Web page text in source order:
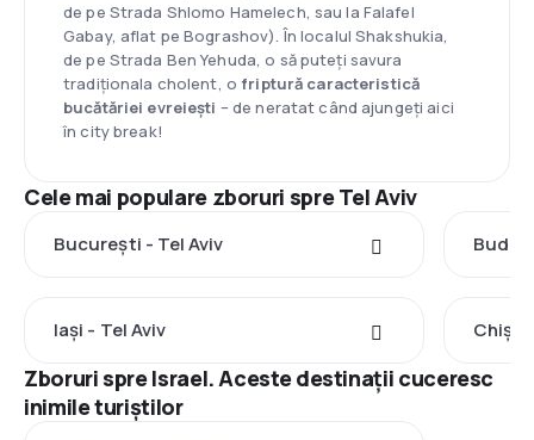
de pe Strada Shlomo Hamelech, sau la Falafel
Gabay, aflat pe Bograshov). În localul Shakshukia,
de pe Strada Ben Yehuda, o să puteți savura
tradiționala cholent, ofriptură caracteristică
bucătăriei evreiești – de neratat când ajungeți aici
în city break!
Cele mai populare zboruri spre Tel Aviv
București - Tel Aviv
Iași - Tel Aviv
Zboruri spre Israel. Aceste destinații cuceresc
inimile turiștilor